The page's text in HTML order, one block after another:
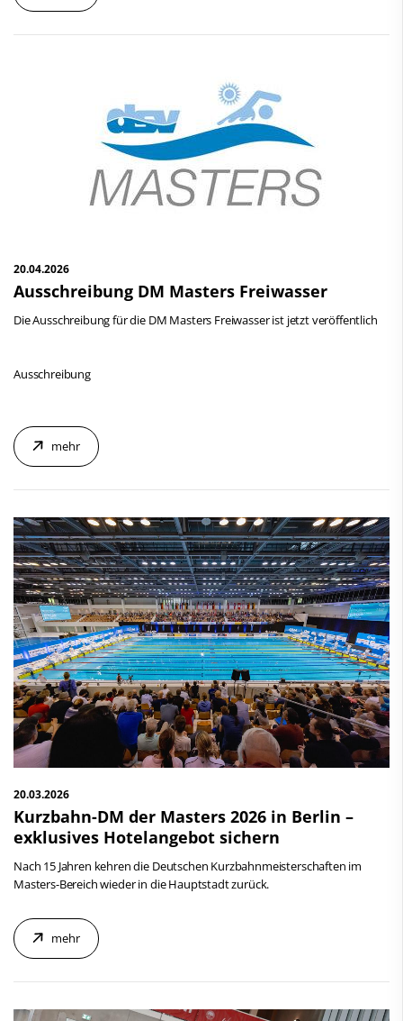
20.04.2026
Ausschreibung DM Masters Freiwasser
Die Ausschreibung für die DM Masters Freiwasser ist jetzt veröffentlich
Ausschreibung
mehr
20.03.2026
Kurzbahn-DM der Masters 2026 in Berlin –
exklusives Hotelangebot sichern
Nach 15 Jahren kehren die Deutschen Kurzbahnmeisterschaften im
Masters-Bereich wieder in die Hauptstadt zurück.
mehr